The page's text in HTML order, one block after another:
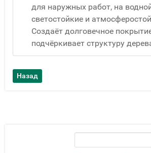
для наружных работ, на
светостойкие и
Создаёт долговечное
подчёркивает структуру